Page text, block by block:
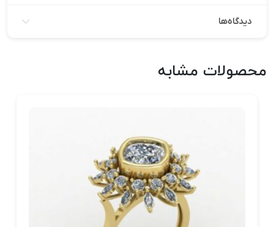
دیدگاه‌ها
محصولات مشابه